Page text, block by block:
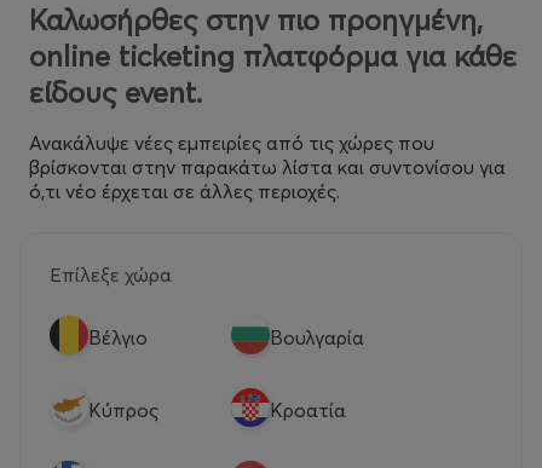
Καλωσήρθες στην πιο προηγμένη,
online ticketing πλατφόρμα για κάθε
είδους event.
Ανακάλυψε νέες εμπειρίες από τις χώρες που
βρίσκονται στην παρακάτω λίστα και συντονίσου για
ό,τι νέο έρχεται σε άλλες περιοχές.
Επίλεξε χώρα
Βέλγιο Βουλγαρία
Κύπρος Κροατία